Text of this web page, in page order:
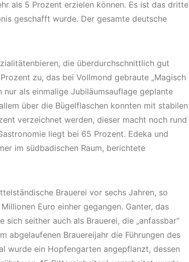
als 5 Prozent erzielen können. Es ist das dritte
geschafft wurde. Der gesamte deutsche
die überdurchschnittlich gut
zu, das bei Vollmond gebraute „Magisch
als einmalige Jubiläumsauflage geplante
über die Bügelflaschen konnten mit stabilen
verzeichnet werden, dieser macht noch rund
liegt bei 65 Prozent. Edeka und
im südbadischen Raum, berichtete
Brauerei vor sechs Jahren, so
Euro einher gegangen. Ganter, das
seither auch als Brauerei, die „anfassbar“
abgelaufenen Brauereijahr die Führungen des
wurde ein Hopfengarten angepflanzt, dessen